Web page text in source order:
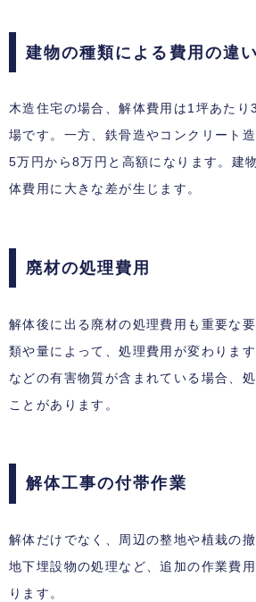
建物の種類による費用の違い
木造住宅の場合、解体費用は1坪あたり
場です。一方、鉄骨造やコンクリート
5万円から8万円と高額になります。建
体費用に大きな差が生じます。
廃材の処理費用
解体後に出る廃材の処理費用も重要な
類や量によって、処理費用が変わりま
などの有害物質が含まれている場合、
ことがあります。
解体工事の付帯作業
解体だけでなく、周辺の整地や植栽の
地下埋設物の処理など、追加の作業費
ります。